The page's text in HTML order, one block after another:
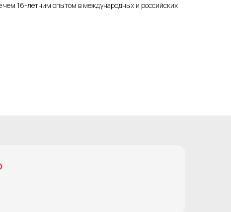
чем 16-летним опытом в международных и российских